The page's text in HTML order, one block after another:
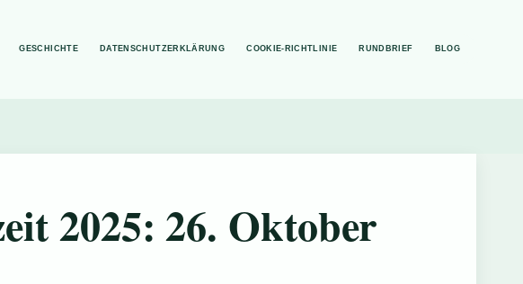
GESCHICHTE DATENSCHUTZERKLÄRUNG COOKIE-RICHTLINIE RUNDBRIEF BLOG
2025: 26. Oktober